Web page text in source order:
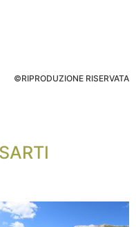
©RIPRODUZIONE RISERVATA